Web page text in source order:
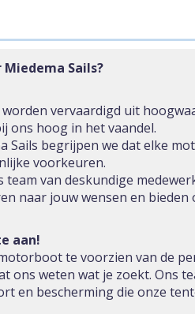
Sails?
vervaardigd uit
ons hoog in het vaandel.
Sails begrijpen we dat elke
voorkeuren.
team van deskundige
naar jouw wensen en bieden
aan!
te voorzien van de
ons weten wat je zoekt. Ons
en bescherming die onze